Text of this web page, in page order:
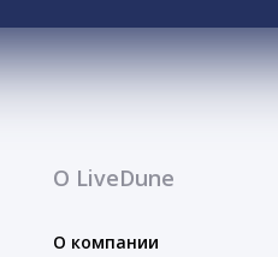
О LiveDune
О компании